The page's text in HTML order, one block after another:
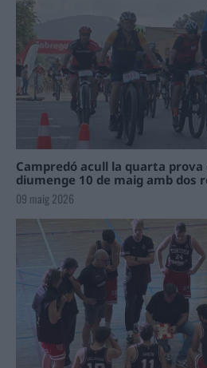
Campredó acull la quarta prova
diumenge 10 de maig amb dos
09 maig 2026